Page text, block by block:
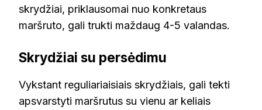
skrydžiai, priklausomai nuo konkretaus
maršruto, gali trukti maždaug 4-5 valandas.
Skrydžiai su persėdimu
Vykstant reguliariaisiais skrydžiais, gali tekti
apsvarstyti maršrutus su vienu ar keliais